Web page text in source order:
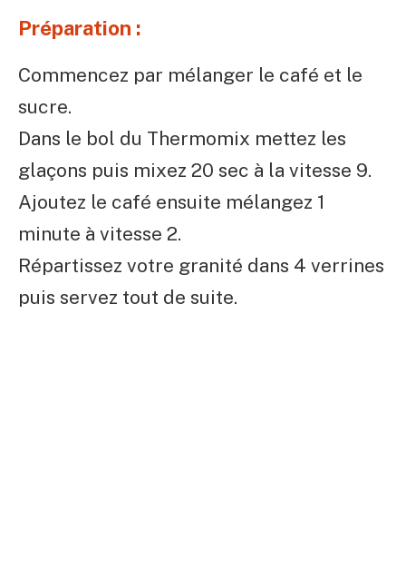
Préparation :
Commencez par mélanger le café et le
sucre.
Dans le bol du Thermomix mettez les
glaçons puis mixez 20 sec à la vitesse 9.
Ajoutez le café ensuite mélangez 1
minute à vitesse 2.
Répartissez votre granité dans 4 verrines
puis servez tout de suite.